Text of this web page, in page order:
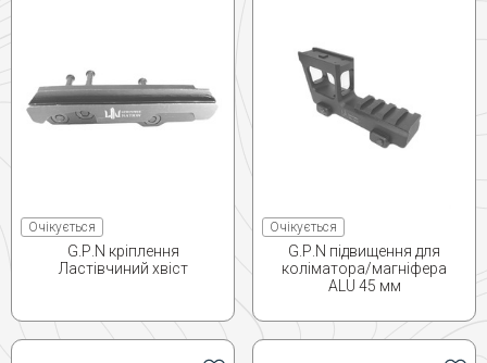
Очікується
G.Р.N кріплення
Ластівчиний хвіст
Очікується
G.Р.N підвищення для
коліматора/магніфера
ALU 45 мм